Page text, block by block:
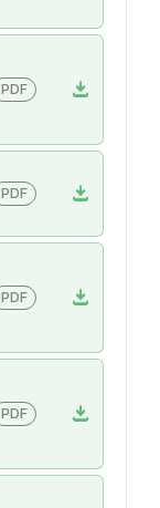
download
PDF
download
PDF
download
PDF
download
PDF